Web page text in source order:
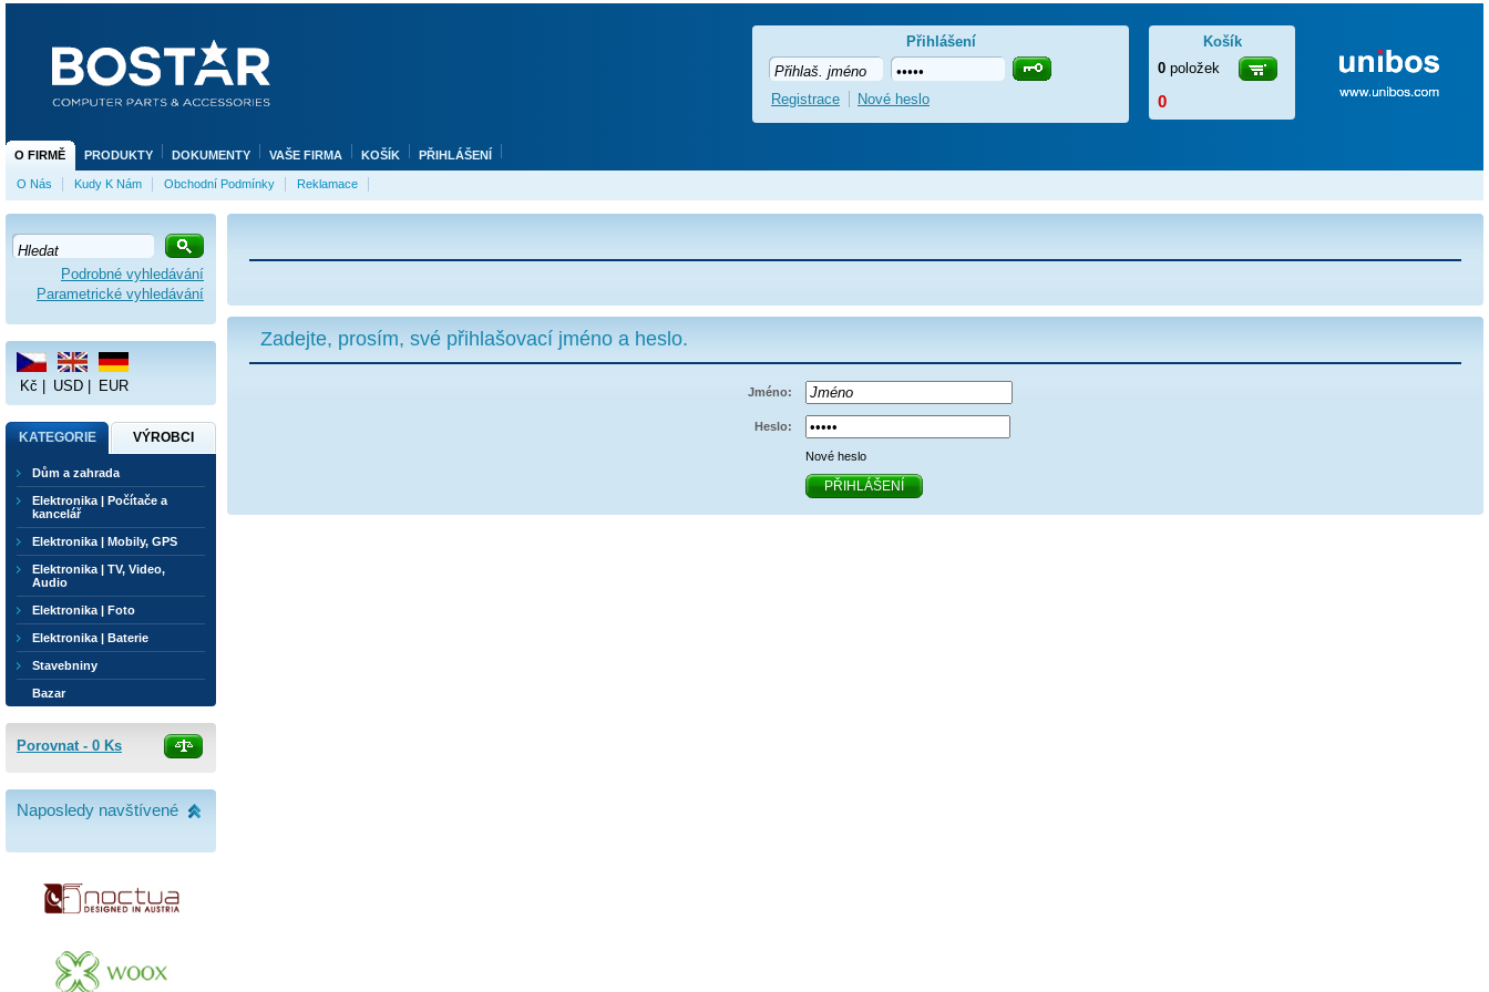
Zadejte, prosím, své přihlašovací jméno a heslo.
Jméno:
Heslo:
Nové heslo
PŘIHLÁŠENÍ
Podrobné vyhledávání
Parametrické vyhledávání
Kč USD EUR
KATEGORIE VÝROBCI
Dům a zahrada
Elektronika | Počítače a
kancelář
Elektronika | Mobily, GPS
Elektronika | TV, Video,
Audio
Elektronika | Foto
Elektronika | Baterie
Stavebniny
Bazar
Porovnat - 0 Ks
Naposledy navštívené
O FIRMĚ PRODUKTY DOKUMENTY VAŠE FIRMA KOŠÍK PŘIHLÁŠENÍ
O Nás Kudy K Nám Obchodní Podmínky Reklamace
Košík
0 položek
0
Přihlášení
Registrace Nové heslo